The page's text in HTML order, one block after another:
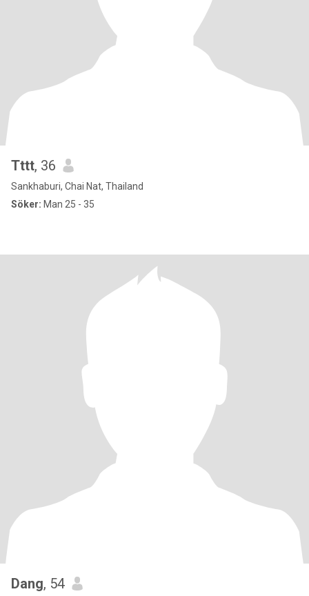
Tttt, 36
Sankhaburi, Chai Nat, Thailand
Söker: Man 25 - 35
Dang, 54